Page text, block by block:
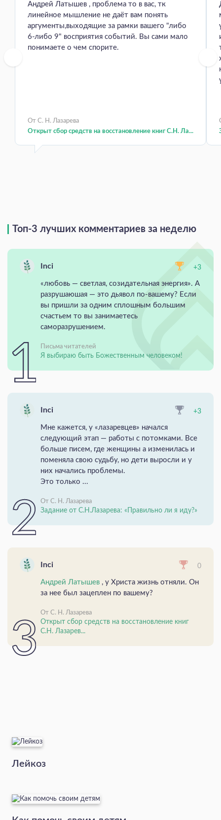
Андрей Латышев , проблема то в вас, тк
линейное мышление не даёт вам понять
аргументы,выходящие за рамки вашего "либо
6-либо 9" восприятия событий. Вы сами мало
понимаете о чем спорите.
От С. Н. Лазарева
Открыт сбор средств на восстановление книг С.Н. Ла...
Топ-3 лучших комментариев за неделю
Inci +3
«любовь — светлая, созидательная энергия». А
разрушаюшая — это дьявол по-вашему? Если
вы пришли за одним сплошным большим
счастьем то вы занимаетесь
саморазрушением.
Письма читателей
Я выбираю быть Божественным человеком!
Inci +3
Мне кажется, у «лазаревцев» начался
следующий этап — работы с потомками. Все
больше писем, где женщины а изменилась и
поменяла свою судьбу, но дети выросли и у
них начались проблемы.
Это только ...
От С. Н. Лазарева
Задание от С.Н.Лазарева: «Правильно ли я иду?»
Inci 0
Андрей Латышев , у Христа жизнь отняли. Он
за нее был зацеплен по вашему?
От С. Н. Лазарева
Открыт сбор средств на восстановление книг
С.Н. Лазарев...
Лейкоз